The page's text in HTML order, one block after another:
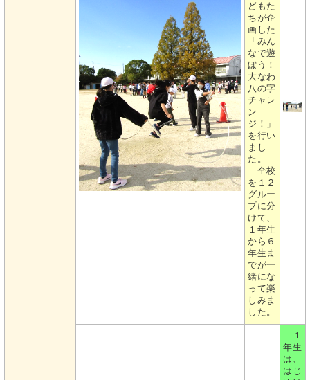
どもた
ちが企
画した
「みん
なで遊
ぼう！
大なわ
八の字
チャレ
ン
ジ！」
を行い
まし
た。
全校
を１２
グルー
プに分
けて、
１年生
から６
年生ま
でが一
緒にな
って楽
しみま
した。
１
年生
は、
はじ